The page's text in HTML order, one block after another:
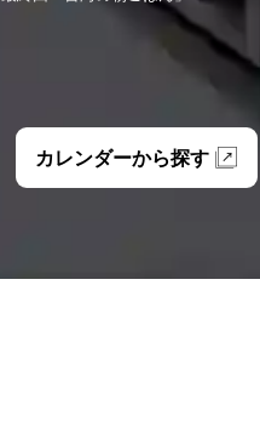
カレンダーから探す